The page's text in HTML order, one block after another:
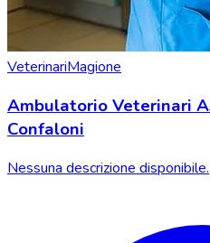
VeterinariMagione
Ambulatorio Veterinari
Confaloni
Nessuna descrizione disponibile.